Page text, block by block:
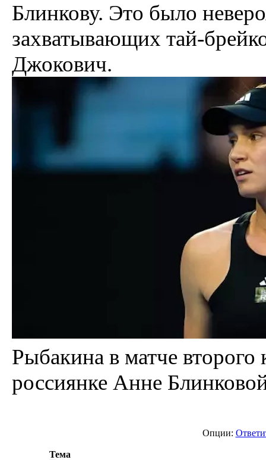
Блинкову. Это было
захватывающих тай-
Джокович.
Рыбакина в матче
россиянке Анне
Опции:
Тема